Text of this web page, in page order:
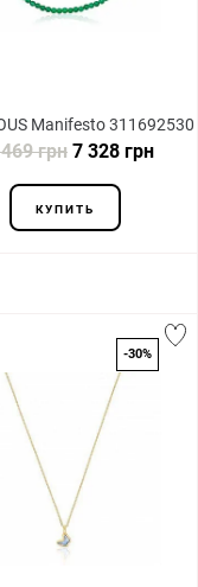
Manifesto 311692530
грн 7 328 грн
КУПИТЬ
-30%